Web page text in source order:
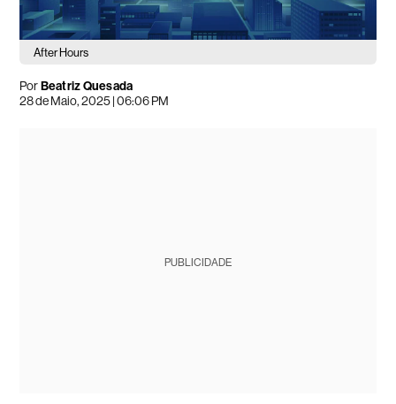
After Hours
PorBeatriz Quesada
28 de Maio, 2025 | 06:06 PM
PUBLICIDADE